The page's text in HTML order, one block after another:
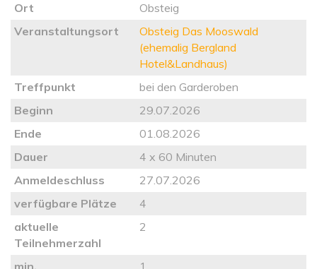
Ort
Obsteig
Veranstaltungsort
Obsteig Das Mooswald
(ehemalig Bergland
Hotel&Landhaus)
Treffpunkt
bei den Garderoben
Beginn
29.07.2026
Ende
01.08.2026
Dauer
4 x 60 Minuten
Anmeldeschluss
27.07.2026
verfügbare Plätze
4
aktuelle
Teilnehmerzahl
2